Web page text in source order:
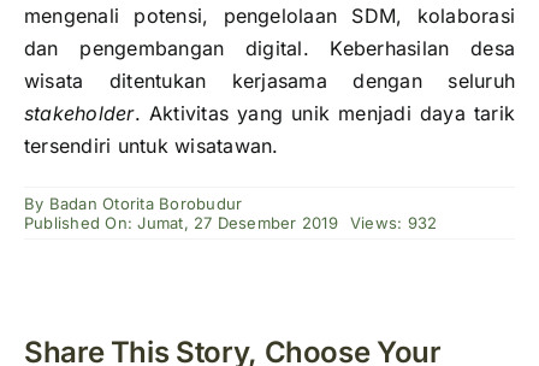
mengenali potensi, pengelolaan SDM, kolaborasi
dan pengembangan digital. Keberhasilan desa
wisata ditentukan kerjasama dengan seluruh
stakeholder. Aktivitas yang unik menjadi daya tarik
tersendiri untuk wisatawan.
By Badan Otorita Borobudur
Published On: Jumat, 27 Desember 2019
Views: 932
Share This Story, Choose Your